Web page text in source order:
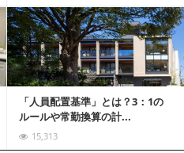
「人員配置基準」とは？3：1の
ルールや常勤換算の計...
15,313